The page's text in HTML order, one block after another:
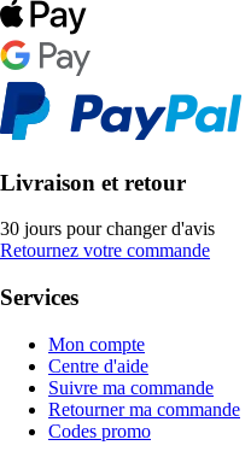
Livraison et retour
30 jours pour changer d'avis
Retournez votre commande
Services
Mon compte
Centre d'aide
Suivre ma commande
Retourner ma commande
Codes promo